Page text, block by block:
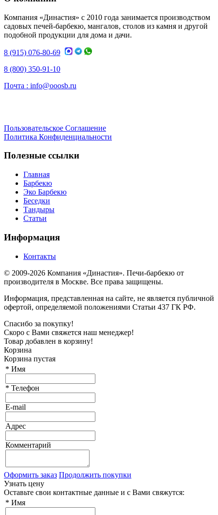
Компания «Династия» с 2010 года занимается производством
садовых печей-барбекю, мангалов, столов из камня и другой
подобной продукции для дома и дачи.
8 (915) 076-80-69
8 (800) 350-91-10
Почта : info@ooosb.ru
Пользовательское Соглашение
Политика Конфиденциальности
Полезные ссылки
Главная
Барбекю
Эко Барбекю
Беседки
Тандыры
Статьи
Информация
Контакты
© 2009-2026 Компания «Династия». Печи-барбекю от
производителя в Москве. Все права защищены.
Информация, представленная на сайте, не является публичной
офертой, определяемой положениями Статьи 437 ГК РФ.
Спасибо за покупку!
Скоро с Вами свяжется наш менеджер!
Товар добавлен в корзину!
Корзина
Корзина пустая
* Имя
* Телефон
E-mail
Адрес
Комментарий
Оформить заказ Продолжить покупки
Узнать цену
Оставьте свои контактные данные и с Вами свяжутся:
* Имя